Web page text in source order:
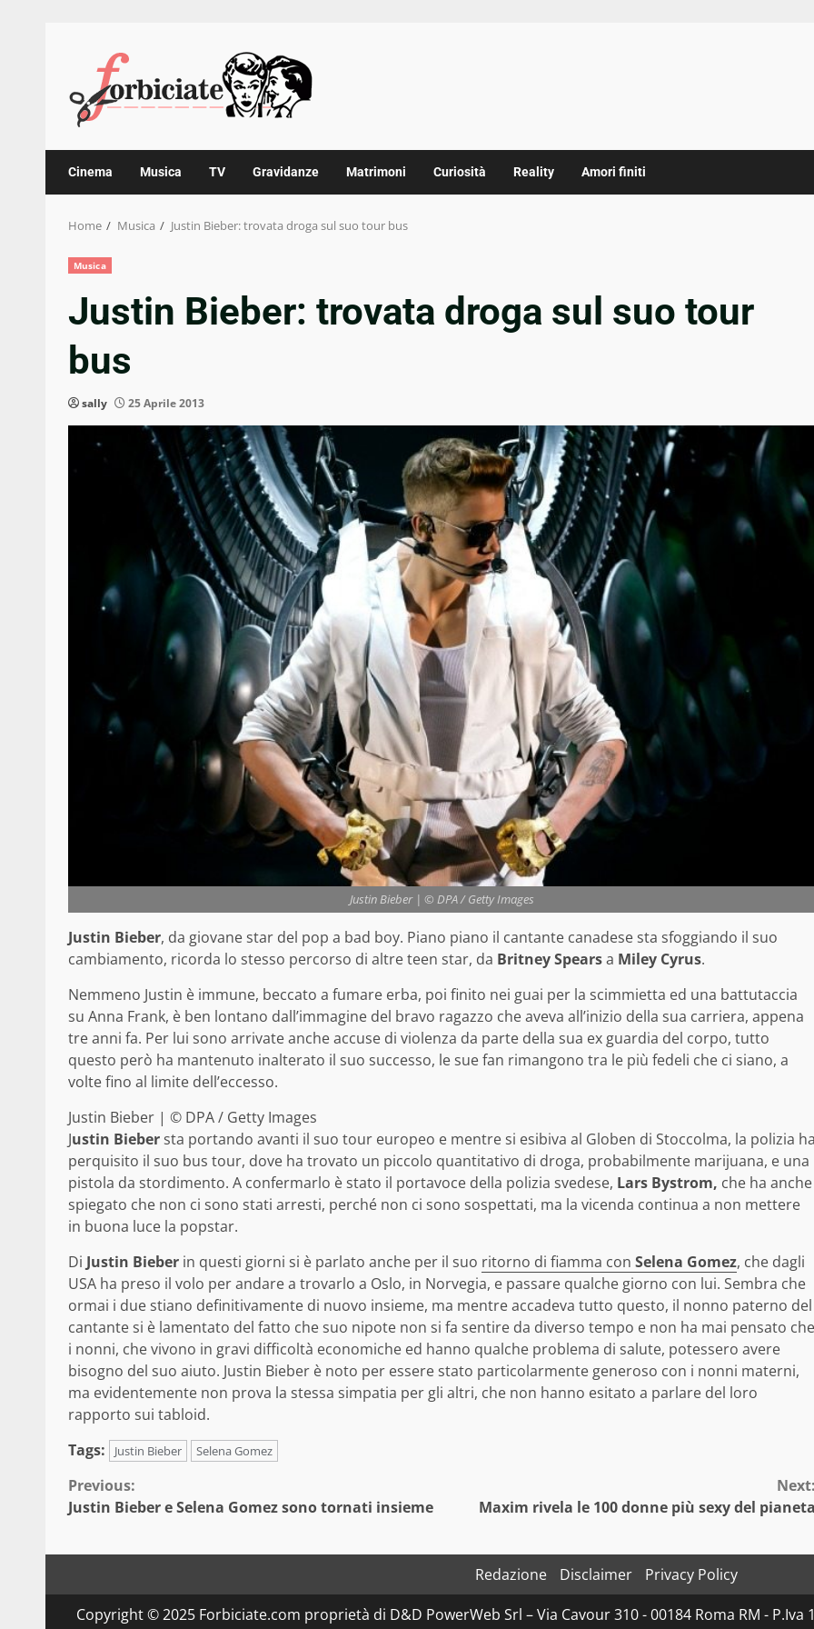
content
Cinema Musica TV Gravidanze Matrimoni Curiosità Reality Amori finiti
Home Musica Justin Bieber: trovata droga sul suo tour bus
Musica
Justin Bieber: trovata droga sul suo tour
bus
sally 25 Aprile 2013
Justin Bieber | © DPA / Getty Images
Justin Bieber, da giovane star del pop a bad boy. Piano piano il cantante canadese sta sfoggiando il suo
cambiamento, ricorda lo stesso percorso di altre teen star, da Britney Spearsa Miley Cyrus.
Nemmeno Justin è immune, beccato a fumare erba, poi finito nei guai per la scimmietta ed una battutaccia
su Anna Frank, è ben lontano dall’immagine del bravo ragazzo che aveva all’inizio della sua carriera, appena
tre anni fa. Per lui sono arrivate anche accuse di violenza da parte della sua ex guardia del corpo, tutto
questo però ha mantenuto inalterato il suo successo, le sue fan rimangono tra le più fedeli che ci siano, a
volte fino al limite dell’eccesso.
Justin Bieber | © DPA / Getty Images
Justin Biebersta portando avanti il suo tour europeo e mentre si esibiva al Globen di Stoccolma, la polizia
perquisito il suo bus tour, dove ha trovato un piccolo quantitativo di droga, probabilmente marijuana, e una
pistola da stordimento. A confermarlo è stato il portavoce della polizia svedese, Lars Bystrom, che ha anche
spiegato che non ci sono stati arresti, perché non ci sono sospettati, ma la vicenda continua a non mettere
in buona luce la popstar.
Di Justin Bieber in questi giorni si è parlato anche per il suo ritorno di fiamma con Selena Gomez, che dagli
USA ha preso il volo per andare a trovarlo a Oslo, in Norvegia, e passare qualche giorno con lui. Sembra che
ormai i due stiano definitivamente di nuovo insieme, ma mentre accadeva tutto questo, il nonno paterno del
cantante si è lamentato del fatto che suo nipote non si fa sentire da diverso tempo e non ha mai pensato che
i nonni, che vivono in gravi difficoltà economiche ed hanno qualche problema di salute, potessero avere
bisogno del suo aiuto. Justin Bieber è noto per essere stato particolarmente generoso con i nonni materni,
ma evidentemente non prova la stessa simpatia per gli altri, che non hanno esitato a parlare del loro
rapporto sui tabloid.
Tags:
Justin Bieber Selena Gomez
Continue
Previous:
Justin Bieber e Selena Gomez sono tornati insieme
Maxim rivela le 100 donne più sexy del
Redazione Disclaimer
Privacy Policy
Copyright © 2025 Forbiciate.com proprietà di D&D PowerWeb Srl – Via Cavour 310 - 00184 Roma RM -